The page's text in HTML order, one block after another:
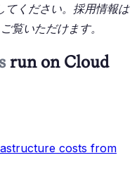
てください。採用情報は
覧いただけます。
run on Cloud
costs from